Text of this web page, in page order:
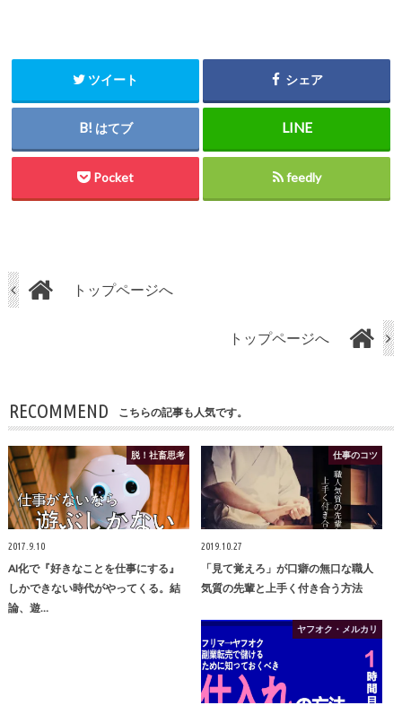
ツイート シェア
はてブ
Pocket feedly
トップページへ
トップページへ
RECOMMEND こちらの記事も人気です。
脱！社畜思考
2017.9.10
AI化で『好きなことを仕事にする』
しかできない時代がやってくる。結
論、遊…
仕事のコツ
2019.10.27
「見て覚えろ」が口癖の無口な職人
気質の先輩と上手く付き合う方法
ヤフオク・メルカリ